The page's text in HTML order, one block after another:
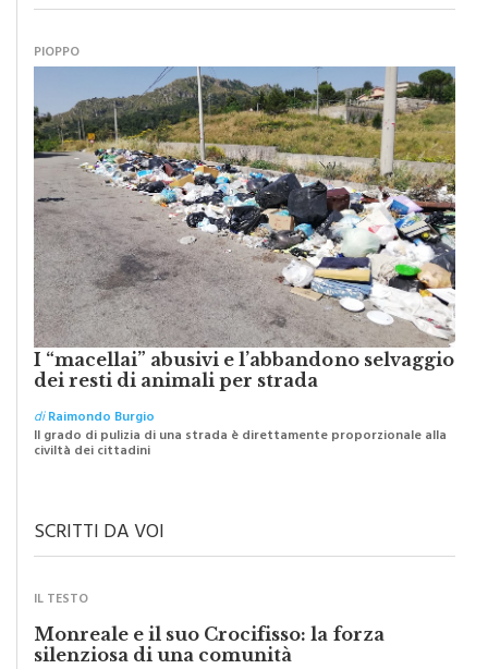
PIOPPO
I “macellai” abusivi e l’abbandono selvaggio
dei resti di animali per strada
diRaimondo Burgio
Il grado di pulizia di una strada è direttamente proporzionale alla
civiltà dei cittadini
SCRITTI DA VOI
IL TESTO
Monreale e il suo Crocifisso: la forza
silenziosa di una comunità